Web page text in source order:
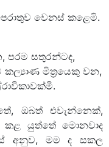
වෙනස් කළෙමි.
සතුරන්ටද,
මිත්‍රයෙකු වන,
ඔබත් එවැන්නෙක්,
යුත්තේ මොනවාද
අනුව, මම ද සකල